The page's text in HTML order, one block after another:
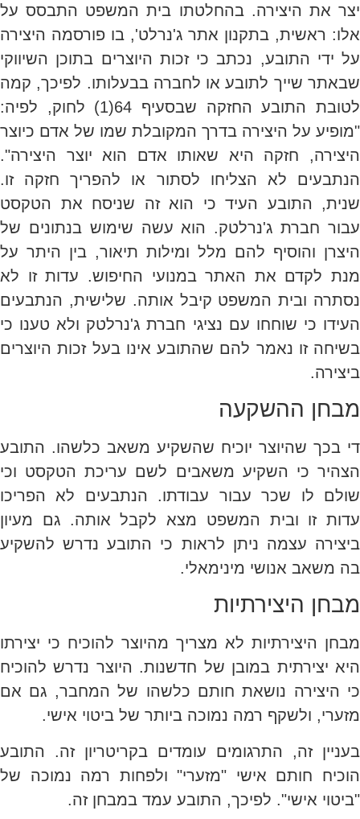
יצר את היצירה. בהחלטתו בית המשפט התבסס על
אלו: ראשית, בתקנון אתר ג'נרלט', בו פורסמה היצירה
על ידי התובע, נכתב כי זכות היוצרים בתוכן השיווקי
שבאתר שייך לתובע או לחברה בבעלותו. לפיכך, קמה
לטובת התובע החזקה שבסעיף 64(1) לחוק, לפיה:
"מופיע על היצירה בדרך המקובלת שמו של אדם כיוצר
היצירה, חזקה היא שאותו אדם הוא יוצר היצירה".
הנתבעים לא הצליחו לסתור או להפריך חזקה זו.
שנית, התובע העיד כי הוא זה שניסח את הטקסט
עבור חברת ג'נרלטק. הוא עשה שימוש בנתונים של
היצרן והוסיף להם מלל ומילות תיאור, בין היתר על
מנת לקדם את האתר במנועי החיפוש. עדות זו לא
נסתרה ובית המשפט קיבל אותה. שלישית, הנתבעים
העידו כי שוחחו עם נציגי חברת ג'נרלטק ולא טענו כי
בשיחה זו נאמר להם שהתובע אינו בעל זכות היוצרים
ביצירה.
מבחן ההשקעה
די בכך שהיוצר יוכיח שהשקיע משאב כלשהו. התובע
הצהיר כי השקיע משאבים לשם עריכת הטקסט וכי
שולם לו שכר עבור עבודתו. הנתבעים לא הפריכו
עדות זו ובית המשפט מצא לקבל אותה. גם מעיון
ביצירה עצמה ניתן לראות כי התובע נדרש להשקיע
בה משאב אנושי מינימאלי.
מבחן היצירתיות
מבחן היצירתיות לא מצריך מהיוצר להוכיח כי יצירתו
היא יצירתית במובן של חדשנות. היוצר נדרש להוכיח
כי היצירה נושאת חותם כלשהו של המחבר, גם אם
מזערי, ולשקף רמה נמוכה ביותר של ביטוי אישי.
בעניין זה, התרגומים עומדים בקריטריון זה. התובע
הוכיח חותם אישי "מזערי" ולפחות רמה נמוכה של
"ביטוי אישי". לפיכך, התובע עמד במבחן זה.